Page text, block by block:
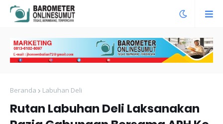
Beranda Labuhan Deli
Rutan Labuhan Deli Laksanakan